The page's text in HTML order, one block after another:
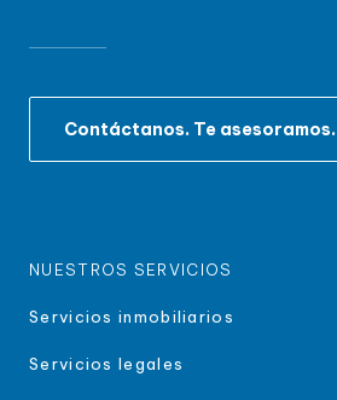
Contáctanos. Te asesoramos.
NUESTROS SERVICIOS
Servicios inmobiliarios
Servicios legales